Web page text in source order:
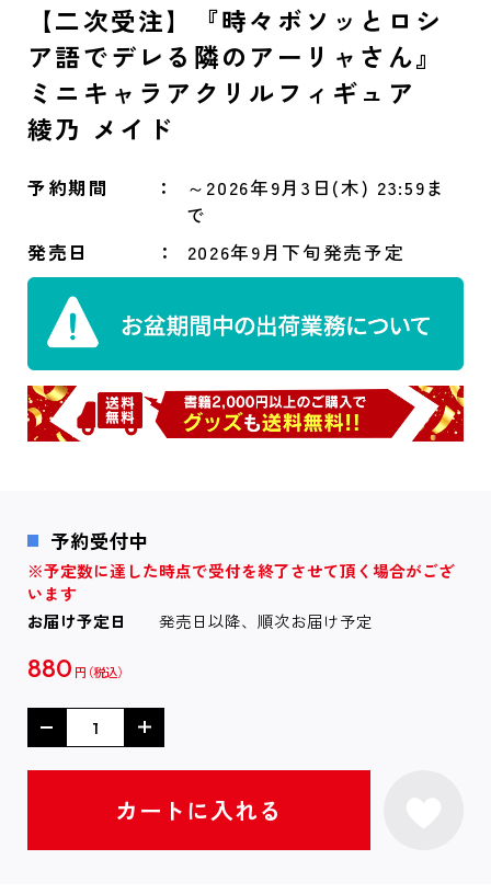
【二次受注】『時々ボソッとロシ
ア語でデレる隣のアーリャさん』
ミニキャラアクリルフィギュア
綾乃 メイド
予約期間
～2026年9月3日(木) 23:59ま
で
発売日
2026年9月下旬発売予定
予約受付中
※予定数に達した時点で受付を終了させて頂く場合がござ
います
お届け予定日
発売日以降、順次お届け予定
880 円